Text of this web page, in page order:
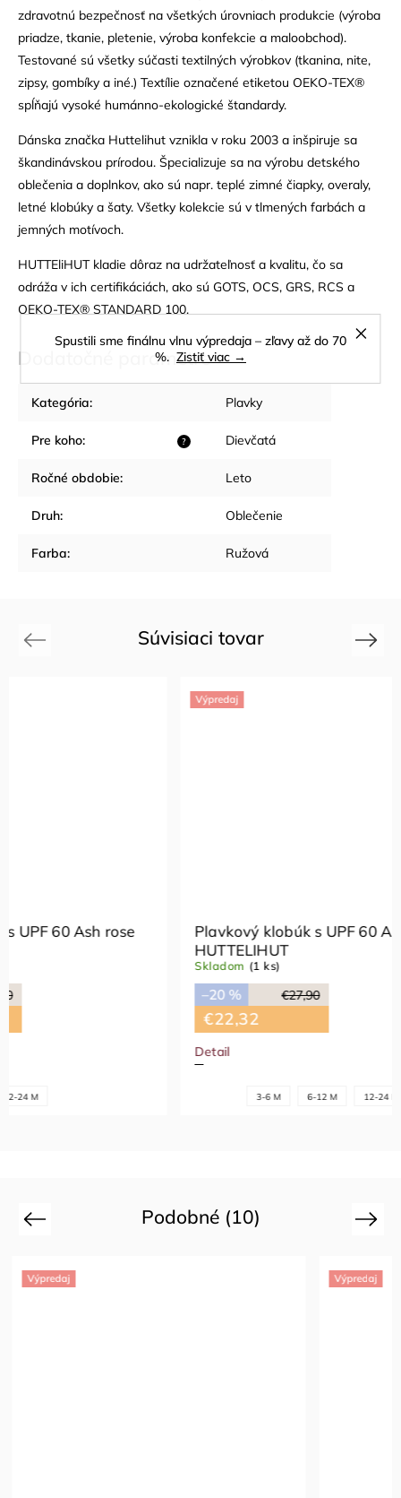
Spustili sme finálnu vlnu výpredaja – zľavy až do 70
%. Zistiť viac →
zdravotnú bezpečnosť na všetkých úrovniach produkcie (výroba
priadze, tkanie, pletenie, výroba konfekcie a maloobchod).
Testované sú všetky súčasti textilných výrobkov (tkanina, nite,
zipsy, gombíky a iné.) Textílie označené etiketou OEKO-TEX®
spĺňajú vysoké humánno-ekologické štandardy.
Dánska značka Huttelihut vznikla v roku 2003 a inšpiruje sa
škandinávskou prírodou. Špecializuje sa na výrobu detského
oblečenia a doplnkov, ako sú napr. teplé zimné čiapky, overaly,
letné klobúky a šaty. Všetky kolekcie sú v tlmených farbách a
jemných motívoch.
HUTTEliHUT kladie dôraz na udržateľnosť a kvalitu, čo sa
odráža v ich certifikáciách, ako sú GOTS, OCS, GRS, RCS a
OEKO-TEX® STANDARD 100.
Dodatočné parametre
Kategória: Plavky
?
Pre koho: Dievčatá
Ročné obdobie: Leto
Druh: Oblečenie
Farba: Ružová
Súvisiaci tovar
Previous
Plavkový klobúk s UPF 60 Ash rose
Next
Podobné (10)
Previous
Výpredaj Výpredaj
Next